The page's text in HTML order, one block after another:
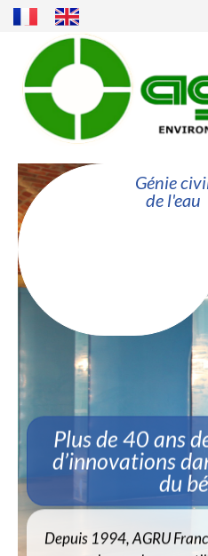
Génie
de l'eau
Plus de 40 ans
d’innovations
du
Depuis 1994, AGRU
gamme de membranes
l’eau. AGRU France
la définition du besoin